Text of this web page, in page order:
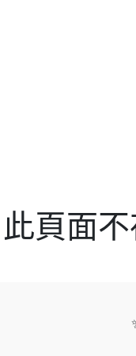
頁面